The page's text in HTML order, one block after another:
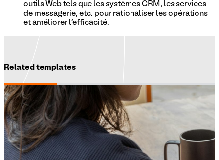
outils Web tels que les systèmes CRM, les services
de messagerie, etc. pour rationaliser les opérations
et améliorer l'efficacité.
Related templates